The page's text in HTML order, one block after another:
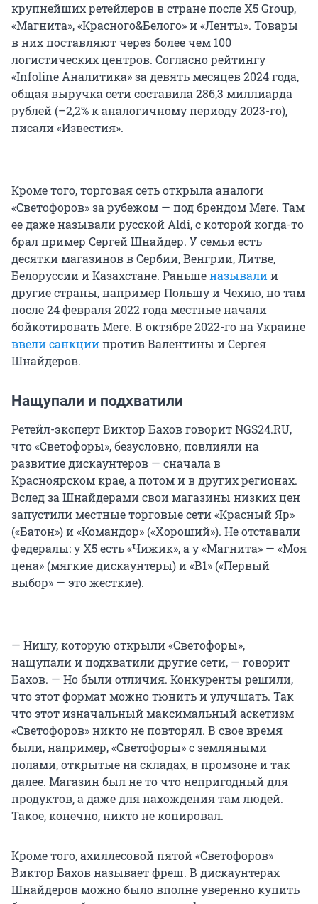
крупнейших ретейлеров в стране после X5 Group,
«Магнита», «Красного&Белого» и «Ленты». Товары
в них поставляют через более чем 100
логистических центров. Согласно рейтингу
«Infoline Аналитика» за девять месяцев 2024 года,
общая выручка сети составила 286,3 миллиарда
рублей (–2,2% к аналогичному периоду 2023-го),
писали «Известия».
Кроме того, торговая сеть открыла аналоги
«Светофоров» за рубежом — под брендом Mere. Там
ее даже называли русской Aldi, с которой когда-то
брал пример Сергей Шнайдер. У семьи есть
десятки магазинов в Сербии, Венгрии, Литве,
Белоруссии и Казахстане. Раньшеназывалии
другие страны, например Польшу и Чехию, но там
после 24 февраля 2022 года местные начали
бойкотировать Mere. В октябре 2022-го на Украине
ввели санкциипротив Валентины и Сергея
Шнайдеров.
Нащупали и подхватили
Ретейл-эксперт Виктор Бахов говорит NGS24.RU,
что «Светофоры», безусловно, повлияли на
развитие дискаунтеров — сначала в
Красноярском крае, а потом и в других регионах.
Вслед за Шнайдерами свои магазины низких цен
запустили местные торговые сети «Красный Яр»
(«Батон») и «Командор» («Хороший»). Не отставали
федералы: у X5 есть «Чижик», а у «Магнита» — «Моя
цена» (мягкие дискаунтеры) и «В1» («Первый
выбор» — это жесткие).
— Нишу, которую открыли «Светофоры»,
нащупали и подхватили другие сети, — говорит
Бахов. — Но были отличия. Конкуренты решили,
что этот формат можно тюнить и улучшать. Так
что этот изначальный максимальный аскетизм
«Светофоров» никто не повторял. В свое время
были, например, «Светофоры» с земляными
полами, открытые на складах, в промзоне и так
далее. Магазин был не то что непригодный для
продуктов, а даже для нахождения там людей.
Такое, конечно, никто не копировал.
Кроме того, ахиллесовой пятой «Светофоров»
Виктор Бахов называет фреш. В дискаунтерах
Шнайдеров можно было вполне уверенно купить